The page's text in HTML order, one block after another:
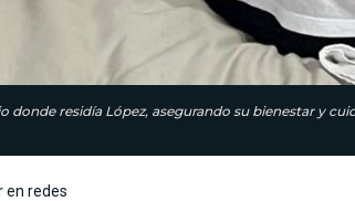
donde residía López, asegurando su bienestar y
en redes